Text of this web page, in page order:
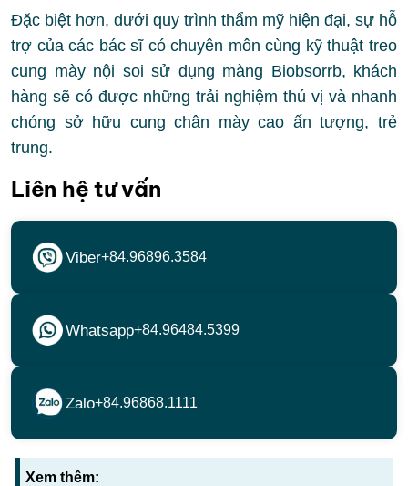
Đặc biệt hơn, dưới quy trình thẩm mỹ hiện đại, sự hỗ
trợ của các bác sĩ có chuyên môn cùng kỹ thuật treo
cung mày nội soi sử dụng màng Biobsorrb, khách
hàng sẽ có được những trải nghiệm thú vị và nhanh
chóng sở hữu cung chân mày cao ấn tượng, trẻ
trung.
Liên hệ tư vấn
Viber+84.96896.3584
Whatsapp+84.96484.5399
Zalo+84.96868.1111
Xem thêm: